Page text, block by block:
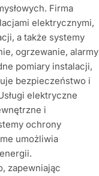
Firma
elektrycznymi,
a także systemy
ogrzewanie, alarmy
pomiary instalacji,
bezpieczeństwo i
elektryczne
i
ochrony
umożliwia
zapewniając